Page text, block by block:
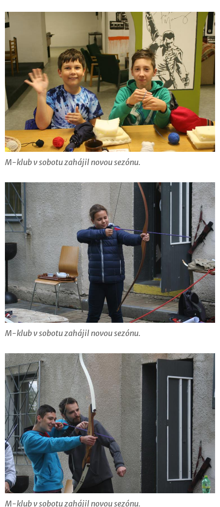
M-klub v sobotu zahájil novou sezónu.
M-klub v sobotu zahájil novou sezónu.
M-klub v sobotu zahájil novou sezónu.